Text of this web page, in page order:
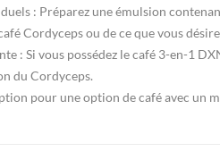
: Préparez une émulsion
Cordyceps ou de ce que vous
: Si vous possédez le café 3-en-1
du Cordyceps.
pour une option de café avec un